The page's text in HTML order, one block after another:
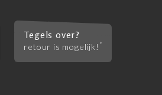
Tegels over?
retour is mogelijk! *